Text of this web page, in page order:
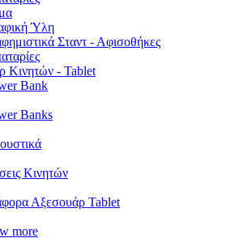
Ύλη
Σταντ - Αφισοθήκες
Κινητών - Tablet
Bank
Banks
Κινητών
Αξεσουάρ Tablet
more